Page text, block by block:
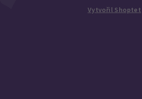
Vytvořil Shoptet